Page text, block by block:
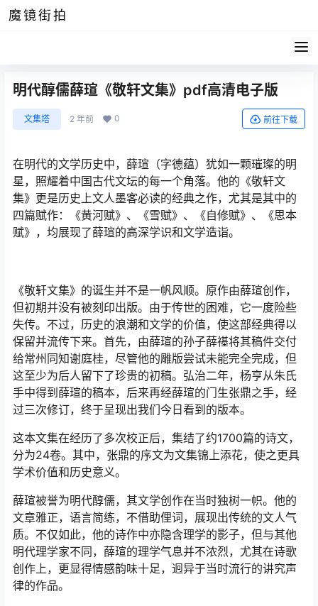
魔镜街拍
明代醇儒薛瑄《敬轩文集》pdf高清电子版
文集塔 2 年前 0 前往下载
在明代的文学历史中，薛瑄（字德蕴）犹如一颗璀璨的明
星，照耀着中国古代文坛的每一个角落。他的《敬轩文
集》更是历史上文人墨客必读的经典之作，尤其是其中的
四篇赋作：《黄河赋》、《雪赋》、《自修赋》、《思本
赋》，均展现了薛瑄的高深学识和文学造诣。
《敬轩文集》的诞生并不是一帆风顺。原作由薛瑄创作，
但初期并没有被刻印出版。由于传世的困难，它一度险些
失传。不过，历史的浪潮和文学的价值，使这部经典得以
保留并流传下来。首先，由薛瑄的孙子薛禥将其稿件交付
给常州同知谢庭桂，尽管他的雕版尝试未能完全完成，但
这至少为后人留下了珍贵的初稿。弘治二年，杨亨从朱氏
手中得到薛瑄的稿本，后来再经薛瑄的门生张鼎之手，经
过三次修订，终于呈现出我们今日看到的版本。
这本文集在经历了多次校正后，集结了约1700篇的诗文，
分为24卷。其中，张鼎的序文为文集锦上添花，使之更具
学术价值和历史意义。
薛瑄被誉为明代醇儒，其文学创作在当时独树一帜。他的
文章雅正，语言简练，不借助俚词，展现出传统的文人气
质。不仅如此，他的诗作中亦隐含理学的影子，但与其他
明代理学家不同，薛瑄的理学气息并不浓烈，尤其在诗歌
创作上，更显得情感韵味十足，迥异于当时流行的讲究声
律的作品。